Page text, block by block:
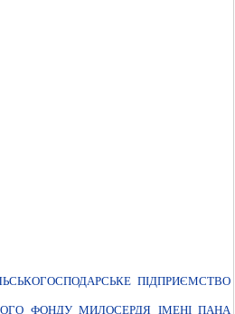
ПIДПРИЄМСТВО
ФОНДУ МИЛОСЕРДЯ ІМЕНІ ПАНА